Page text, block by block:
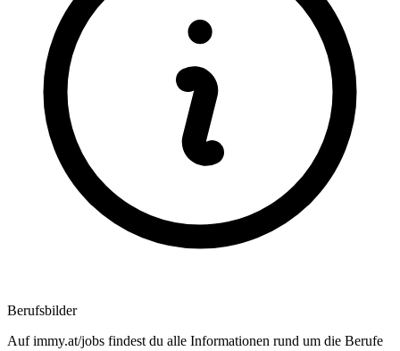
Berufsbilder
Auf immy.at/jobs findest du alle Informationen rund um die Berufe